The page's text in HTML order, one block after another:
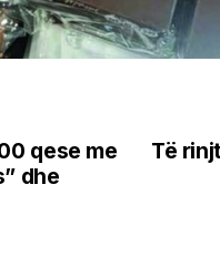
Të
qese me
dhe